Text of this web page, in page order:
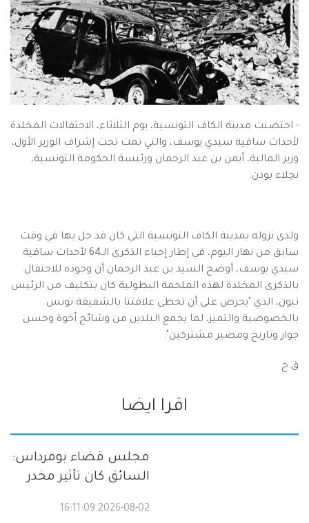
- احتضنت مدينة الكاف التونسية، يوم الثلاثاء، الاحتفالات المخلدة
لأحداث ساقية سيدي يوسف، والتي تمت تحت إشراف الوزير الأول،
وزير المالية، أيمن بن عبد الرحمان ورئيسة الحكومة التونسية،
نجلاء بودن.
ولدى نزوله بمدينة الكاف التونسية التي كان قد حل بها في وقت
سابق من نهار اليوم، في إطار إحياء الذكرى الـ64 لأحداث ساقية
سيدي يوسف، أوضح السيد بن عبد الرحمان أن وجوده للاحتفال
بالذكرى المخلدة لهذه الملحمة البطولية كان بتكليف من الرئيس
تبون، الذي "يحرص على أن تحظى علاقتنا بالشقيقة تونس
بالخصوصية والتميز، لما يجمع البلدين من وشائج أخوة وحسن
جوار وتاريخ ومصير مشتركين".
ق.ح
اقرا ايضا
مجلس قضاء بومرداس:
السائق كان تأثير مخدر
2026-08-02 16:11:09